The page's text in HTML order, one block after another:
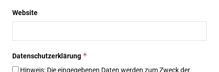
Website
Datenschutzerklärung *
Hinweis: Die eingegebenen Daten werden zum Zweck der